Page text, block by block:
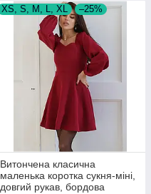
XS, S, M, L, XL –25%
Витончена класична
маленька коротка сукня-міні,
довгий рукав, бордова